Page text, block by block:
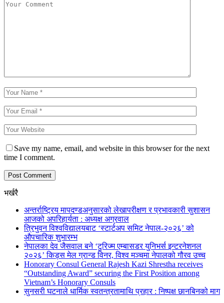
Save my name, email, and website in this browser for the next
time I comment.
भर्खरै
अन्तर्राष्ट्रिय मापदण्डअनुसारको लेखापरीक्षण र प्रभावकारी सुशासन
आजको अपरिहार्यता : अध्यक्ष अग्रवाल
त्रिभुवन विश्वविद्यालयबाट ‘स्टार्टअप समिट नेपाल-२०२६’ को
औपचारिक शुभारम्भ
नेपालका देव जैसवाल बने ‘टुरिज्म एम्बासडर युनिभर्स इन्टरनेशनल
२०२६’ किड्स मेल ग्रान्ड विनर, विश्व मञ्चमा नेपालको गौरव उच्च
Honorary Consul General Rajesh Kazi Shrestha receives
“Outstanding Award” securing the First Position among
Vietnam’s Honorary Consuls
सुनसरी घटनाले धार्मिक स्वतन्त्रतामाथि प्रहार : निष्पक्ष छानबिनको माग